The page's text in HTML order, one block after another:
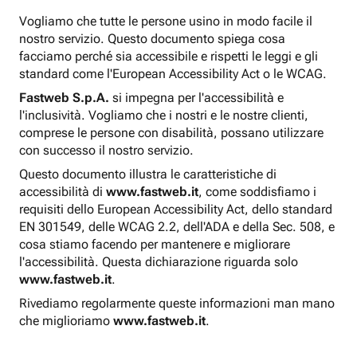
Vogliamo che tutte le persone usino in modo facile il
nostro servizio. Questo documento spiega cosa
facciamo perché sia accessibile e rispetti le leggi e gli
standard come l'European Accessibility Act o le WCAG.
Fastweb S.p.A. si impegna per l'accessibilità e
l'inclusività. Vogliamo che i nostri e le nostre clienti,
comprese le persone con disabilità, possano utilizzare
con successo il nostro servizio.
Questo documento illustra le caratteristiche di
accessibilità di www.fastweb.it, come soddisfiamo i
requisiti dello European Accessibility Act, dello standard
EN 301549, delle WCAG 2.2, dell'ADA e della Sec. 508, e
cosa stiamo facendo per mantenere e migliorare
l'accessibilità. Questa dichiarazione riguarda solo
www.fastweb.it.
Rivediamo regolarmente queste informazioni man mano
che miglioriamo www.fastweb.it.